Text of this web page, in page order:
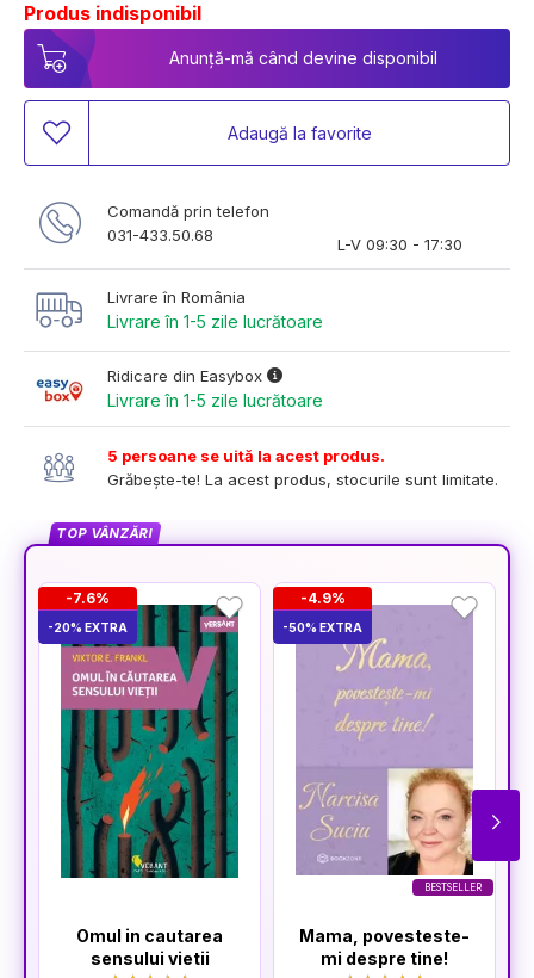
Produs indisponibil
Anunță-mă când devine disponibil
Adaugă la favorite
Comandă prin telefon
031-433.50.68
L-V 09:30 - 17:30
Livrare în România
Livrare în 1-5 zile lucrătoare
Ridicare din Easybox
Livrare în 1-5 zile lucrătoare
5 persoane se uită la acest produs.
Grăbește-te! La acest produs, stocurile sunt limitate.
TOP VÂNZĂRI
-7.6%
-20% EXTRA
Omul in cautarea
sensului vietii
BESTSELLER
-4.9%
-50% EXTRA
Mama, povesteste-
mi despre tine!